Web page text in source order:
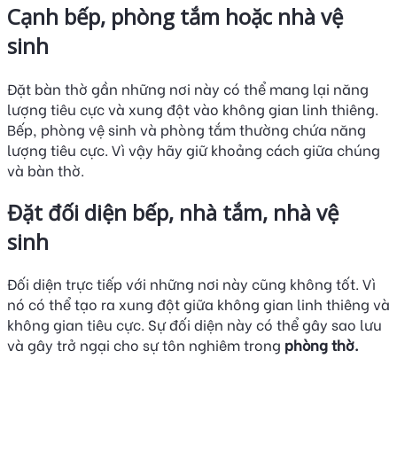
Cạnh bếp, phòng tắm hoặc nhà vệ
sinh
Đặt bàn thờ gần những nơi này có thể mang lại năng
lượng tiêu cực và xung đột vào không gian linh thiêng.
Bếp, phòng vệ sinh và phòng tắm thường chứa năng
lượng tiêu cực. Vì vậy hãy giữ khoảng cách giữa chúng
và bàn thờ.
Đặt đối diện bếp, nhà tắm, nhà vệ
sinh
Đối diện trực tiếp với những nơi này cũng không tốt. Vì
nó có thể tạo ra xung đột giữa không gian linh thiêng và
không gian tiêu cực. Sự đối diện này có thể gây sao lưu
và gây trở ngại cho sự tôn nghiêm trong phòng thờ.